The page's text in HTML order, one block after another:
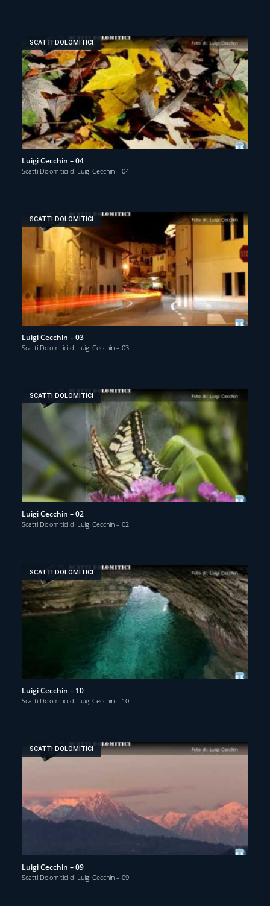
SCATTI DOLOMITICI
Luigi Cecchin – 04
Scatti Dolomitici di Luigi Cecchin – 04
SCATTI DOLOMITICI
Luigi Cecchin – 03
Scatti Dolomitici di Luigi Cecchin – 03
SCATTI DOLOMITICI
Luigi Cecchin – 02
Scatti Dolomitici di Luigi Cecchin – 02
SCATTI DOLOMITICI
Luigi Cecchin – 10
Scatti Dolomitici di Luigi Cecchin – 10
SCATTI DOLOMITICI
Luigi Cecchin – 09
Scatti Dolomitici di Luigi Cecchin – 09